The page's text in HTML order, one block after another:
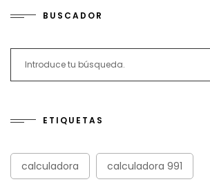
BUSCADOR
ETIQUETAS
calculadora calculadora 991